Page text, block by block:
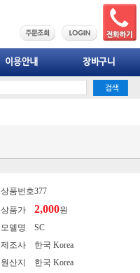
상품번호377
상품가
2,000원
모델명
SC
제조사
한국 Korea
원산지
한국 Korea